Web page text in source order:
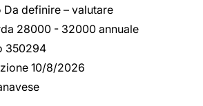
Da definire – valutare
28000 - 32000 annuale
350294
10/8/2026